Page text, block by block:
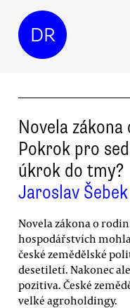
DR
Novela
Pokrok pro
úkrok do tmy?
Jaroslav Šebek
Novela zákona o
hospodářstvích
české zemědělské
desetiletí. Nakonec
pozitiva. České
velké agroholdingy.